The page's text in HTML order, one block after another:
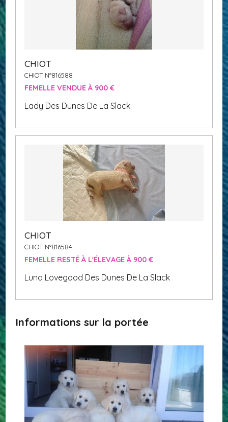
CHIOT
CHIOT N°816588
FEMELLE VENDUE À 900 €
Lady Des Dunes De La Slack
CHIOT
CHIOT N°816584
FEMELLE RESTÉ À L'ÉLEVAGE À 900 €
Luna Lovegood Des Dunes De La Slack
Informations sur la portée